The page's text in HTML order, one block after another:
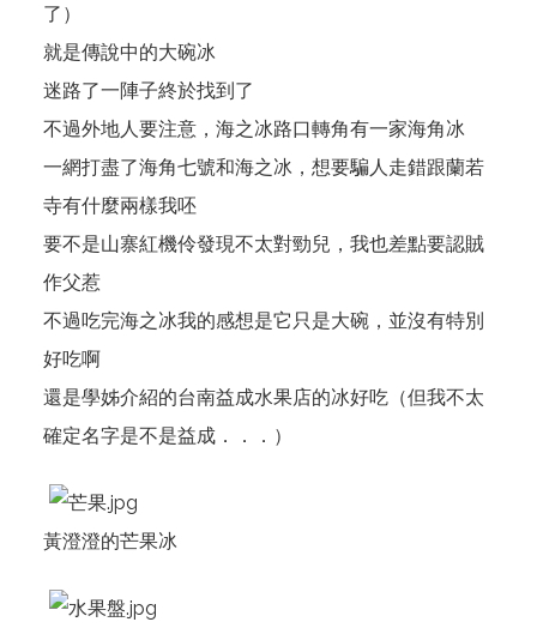
了）
就是傳說中的大碗冰
迷路了一陣子終於找到了
不過外地人要注意，海之冰路口轉角有一家海角冰
一網打盡了海角七號和海之冰，想要騙人走錯跟蘭若
寺有什麼兩樣我呸
要不是山寨紅機伶發現不太對勁兒，我也差點要認賊
作父惹
不過吃完海之冰我的感想是它只是大碗，並沒有特別
好吃啊
還是學姊介紹的台南益成水果店的冰好吃（但我不太
確定名字是不是益成．．．）
黃澄澄的芒果冰